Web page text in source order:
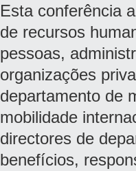
Esta conferência
de recursos
pessoas,
organizações
departamento de
mobilidade
directores de
benefícios,